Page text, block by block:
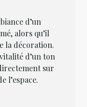
d’un
alors qu’il
la décoration.
d’un ton
sur
l’espace.